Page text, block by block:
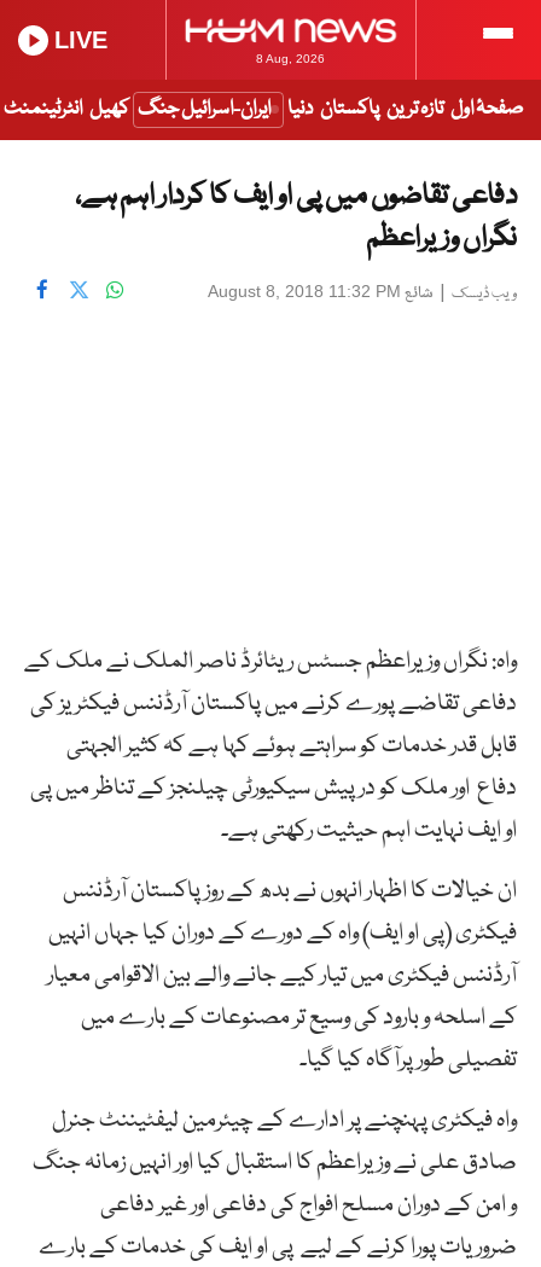
8 Aug, 2026
LIVE
صفحۂ اول تازہ ترین پاکستان دنیا ایران-اسرائیل جنگ کھیل انٹرٹینمنٹ
دفاعی تقاضوں میں پی او ایف کا کردار اہم ہے،
نگراں وزیراعظم
ویب ڈیسک | شائع August 8, 2018 11:32 PM
واہ: نگراں وزیراعظم جسٹس ریٹائرڈ ناصر الملک نے ملک کے
دفاعی تقاضے پورے کرنے میں پاکستان آرڈننس فیکٹریز کی
قابل قدر خدمات کو سراہتے ہوئے کہا ہے کہ کثیر الجہتی
دفاع اور ملک کو درپیش سیکیورٹی چیلنجز کے تناظر میں پی
او ایف نہایت اہم حیثیت رکھتی ہے۔
ان خیالات کا اظہار انہوں نے بدھ کے روز پاکستان آرڈننس
فیکٹری (پی او ایف) واہ کے دورے کے دوران کیا جہاں انہیں
آرڈننس فیکٹری میں تیار کیے جانے والے بین الاقوامی معیار
کے اسلحہ و بارود کی وسیع تر مصنوعات کے بارے میں
تفصیلی طور پرآگاہ کیا گیا۔
واہ فیکٹری پہنچنے پر ادارے کے چیئرمین لیفٹیننٹ جنرل
صادق علی نے وزیراعظم کا استقبال کیا اور انہیں زمانہ جنگ
و امن کے دوران مسلح افواج کی دفاعی اور غیر دفاعی
ضروریات پورا کرنے کے لیے پی او ایف کی خدمات کے بارے